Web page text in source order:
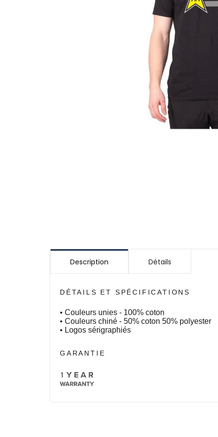
Description Détails
DÉTAILS ET SPÉCIFICATIONS
• Couleurs unies - 100% coton
• Couleurs chiné - 50% coton 50% polyester
• Logos sérigraphiés
GARANTIE